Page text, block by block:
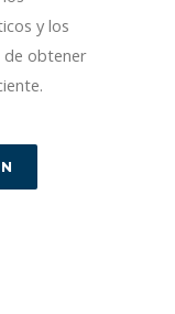
y los
de obtener